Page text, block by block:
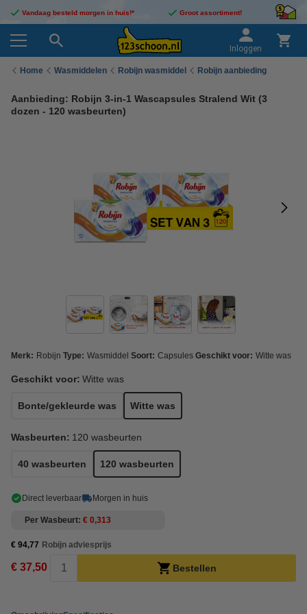
Vandaag besteld morgen in huis!* Groot assortiment!
Inloggen
Home Wasmiddelen Robijn wasmiddel Robijn aanbieding
Aanbieding: Robijn 3-in-1 Wascapsules Stralend Wit (3
dozen - 120 wasbeurten)
Merk: Robijn Type: Wasmiddel Soort: Capsules Geschikt voor: Witte was
Geschikt voor: Witte was
Bonte/gekleurde was Witte was
Wasbeurten: 120 wasbeurten
40 wasbeurten 120 wasbeurten
Direct leverbaar Morgen in huis
Per Wasbeurt € 0,313
€ 94,77 Robijn adviesprijs
€ 37,50 Bestellen